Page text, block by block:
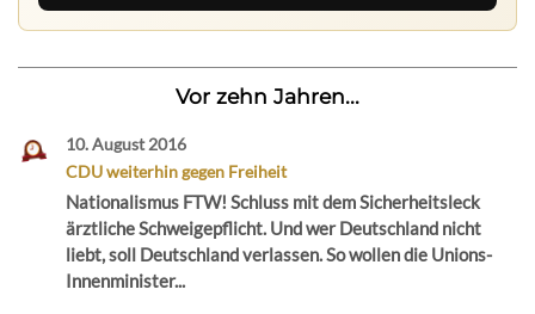
Vor zehn Jahren...
10. August 2016
CDU weiterhin gegen Freiheit
Nationalismus FTW! Schluss mit dem Sicherheitsleck
ärztliche Schweigepflicht. Und wer Deutschland nicht
liebt, soll Deutschland verlassen. So wollen die Unions-
Innenminister...